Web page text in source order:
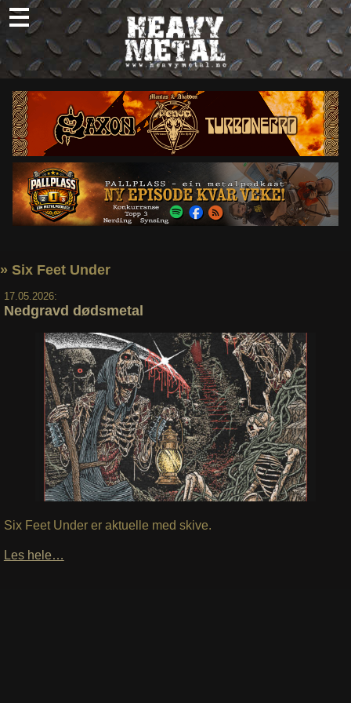
Skip
to
content
Nyheter
Omtaler
Intervjuer
Om oss
Abonner
Søk
» Six Feet Under
17.05.2026:
Nedgravd dødsmetal
Six Feet Under er aktuelle med skive.
Les hele…